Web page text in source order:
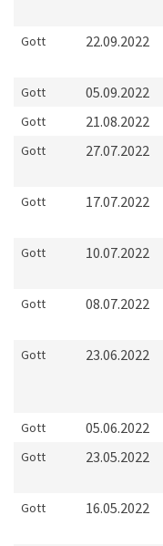
Gott 22.09.2022
Gott 05.09.2022
Gott 21.08.2022
Gott 27.07.2022
Gott 17.07.2022
Gott 10.07.2022
Gott 08.07.2022
Gott 23.06.2022
Gott 05.06.2022
Gott 23.05.2022
Gott 16.05.2022